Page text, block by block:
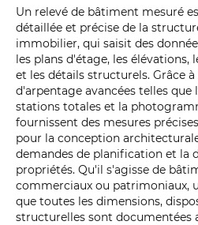
Un relevé de bâtiment mesuré
détaillée et précise de la
immobilier, qui saisit des
les plans d'étage, les élévations,
et les détails structurels. Grâce
d'arpentage avancées telles que
stations totales et la
fournissent des mesures
pour la conception
demandes de planification et la
propriétés. Qu'il s'agisse de
commerciaux ou patrimoniaux,
que toutes les dimensions,
structurelles sont documentées